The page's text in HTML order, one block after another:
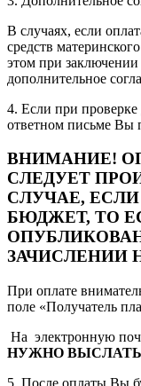
В случаях, если
средств
этом при
дополнительное
4. Если при проверке
ответном письме Вы
ВНИМАНИЕ!
СЛЕДУЕТ
СЛУЧАЕ,
БЮДЖЕТ, ТО
ЗАЧИСЛЕНИИ
При оплате
поле «Получатель
На электронную
НУЖНО ВЫСЛАТЬ
5. После оплаты Вы